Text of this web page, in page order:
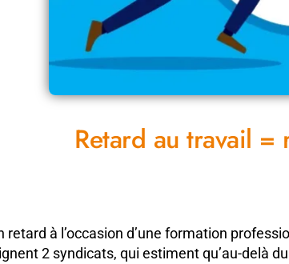
Retard au travail =
retard à l’occasion d’une formation
2 syndicats, qui estiment qu’au-delà